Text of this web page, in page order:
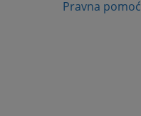
Pravna pomoć